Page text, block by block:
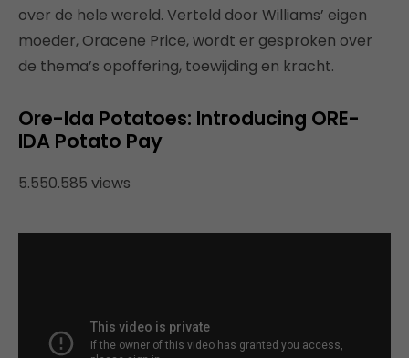
over de hele wereld. Verteld door Williams’ eigen
moeder, Oracene Price, wordt er gesproken over
de thema’s opoffering, toewijding en kracht.
Ore-Ida Potatoes: Introducing ORE-
IDA Potato Pay
5.550.585 views